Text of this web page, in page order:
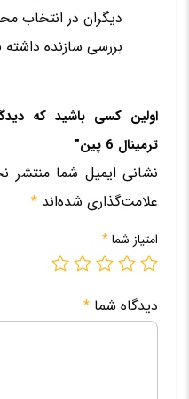
دیگران در انتخاب
بررسی سازنده داشته
اولین کسی باشید که
ترمینال 6 پین”
نشانی ایمیل شما منتشر
علامت‌گذاری شده‌اند *
امتیاز شما*
دیدگاه شما *